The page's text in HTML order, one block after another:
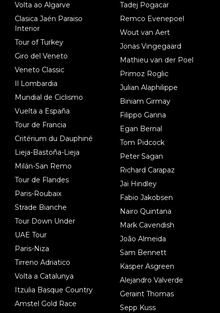
Volta ao Algarve
Clasica Jaén Paraiso
Interior
Tour of Turkey
Giro del Veneto
Veneto Classic
Il Lombardia
Mundial de Ciclismo
Vuelta a España
Tour de Francia
Critérium du Dauphiné
Lieja-Bastoña-Lieja
Milán-San Remo
Tour de Flandes
Paris-Roubaix
Strade Bianche
Tour Down Under
UAE Tour
Paris-Niza
Tirreno Adriatico
Volta a Catalunya
Itzulia Basque Country
Amstel Gold Race
Tadej Pogacar
Remco Evenepoel
Wout van Aert
Jonas Vingegaard
Mathieu van der Poel
Primoz Roglic
Julian Alaphilippe
Biniam Girmay
Filippo Ganna
Egan Bernal
Tom Pidcock
Peter Sagan
Richard Carapaz
Jai Hindley
Fabio Jakobsen
Nairo Quintana
Mark Cavendish
João Almeida
Sam Bennett
Kasper Asgreen
Alejandro Valverde
Geraint Thomas
Sepp Kuss